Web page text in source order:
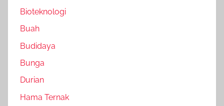
Bioteknologi
Buah
Budidaya
Bunga
Durian
Hama Ternak